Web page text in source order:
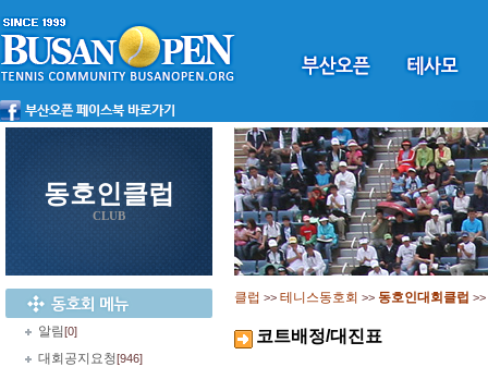
동호인클럽
CLUB
알림[0]
대회공지요청[946]
클럽 >> 테니스동호회 >> 동호인대회클럽 >>
코트배정/대진표